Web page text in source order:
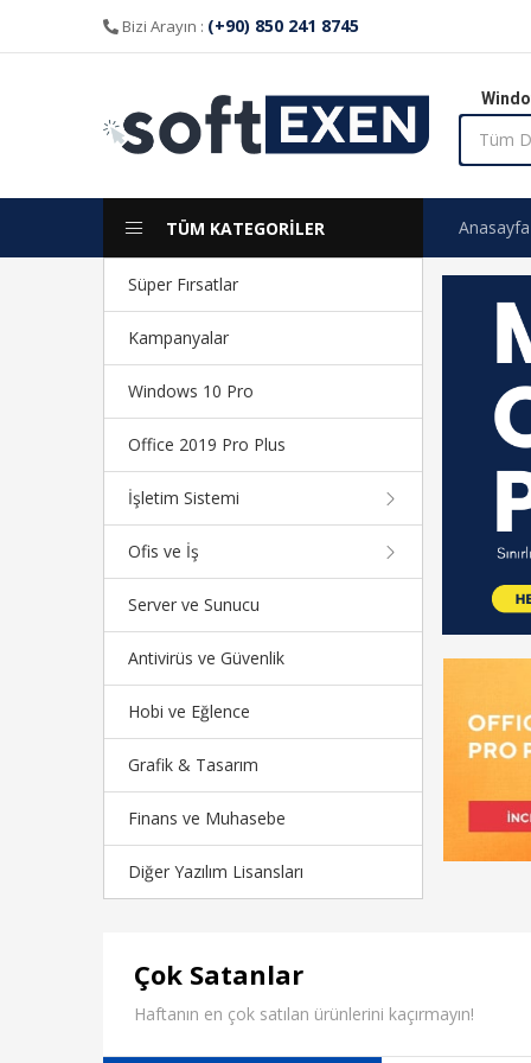
Bizi Arayın : (+90) 850 241 8745
TÜM KATEGORİLER
Süper Fırsatlar
Kampanyalar
Windows 10 Pro
Office 2019 Pro Plus
İşletim Sistemi
Ofis ve İş
Server ve Sunucu
Antivirüs ve Güvenlik
Hobi ve Eğlence
Grafik & Tasarım
Finans ve Muhasebe
Diğer Yazılım Lisansları
Anasayfa
Çok Satanlar
Haftanın en çok satılan ürünlerini kaçırmayın!